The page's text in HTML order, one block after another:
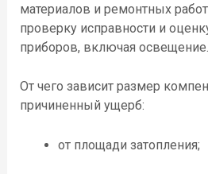
материалов и ремонтных работ.
проверку исправности и
приборов, включая освещение.
От чего зависит размер
причиненный ущерб:
от площади затопления;